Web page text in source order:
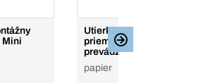
Mini
Utierky do dielní a
priemyselných
prevádzok Classic
papier